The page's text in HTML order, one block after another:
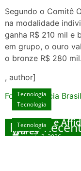
Segundo o Comitê
na modalidade
ganha R$ 210 mil e
em grupo, o ouro
o bronze R$ 280
, author]
Fonte: Agencia Brasil
Posts
Tecnologia
Unlock
House
agosto 3, 2026
Tecnologia
Sicurezza e
Wares
Tecnologia
Tecnologia